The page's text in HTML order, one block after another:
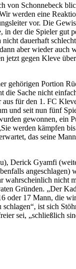
von Schonnebeck
werden eine
vor. Die
in der die Spieler gut
dauerhaft
aber wieder auch
jetzt gegen Kleve
gehörigen Portion
die Sache nicht
aus für den 1. FC
und seit nun fünf
gewonnen, ein
werden kämpfen
das seine
Derick Gyamfi
angeschlagen)
wahrscheinlich nicht
Gründen. „Der
oder 17 Mann, die
ist sich
sei, „schließlich